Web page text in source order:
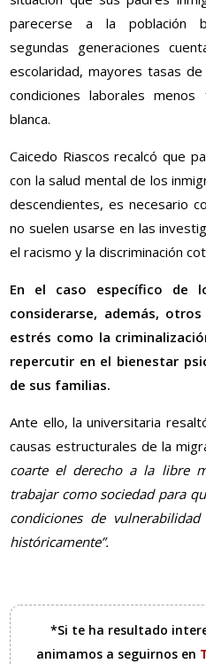
parecerse a la población
segundas generaciones
escolaridad, mayores tasas
condiciones laborales
blanca.
Caicedo Riascos recalcó que
con la salud mental de los
descendientes, es necesario
no suelen usarse en las
el racismo y la discriminación
En el caso específico de
considerarse, además,
estrés como la
repercutir en el bienestar
de sus familias.
Ante ello, la universitaria
causas estructurales de la
coarte el derecho a la libre
trabajar como sociedad para
condiciones de
históricamente”.
*Si te ha resultado
animamos a seguirnos en